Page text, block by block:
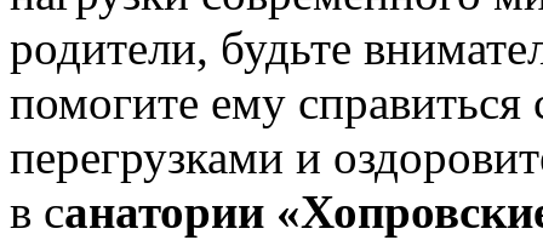
родители, будьте
помогите ему
перегрузками и
в санатории